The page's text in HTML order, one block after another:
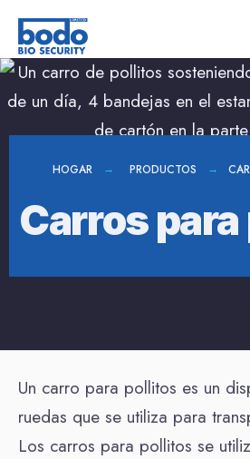
HOGAR PRODUCTOS
Carros
Un carro para pollitos es un
ruedas que se utiliza para
Los carros para pollitos se